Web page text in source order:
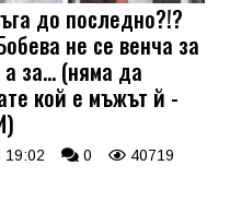
до последно?!?
не се венча за
за... (няма да
кой е мъжът й -
19:02 0 40719